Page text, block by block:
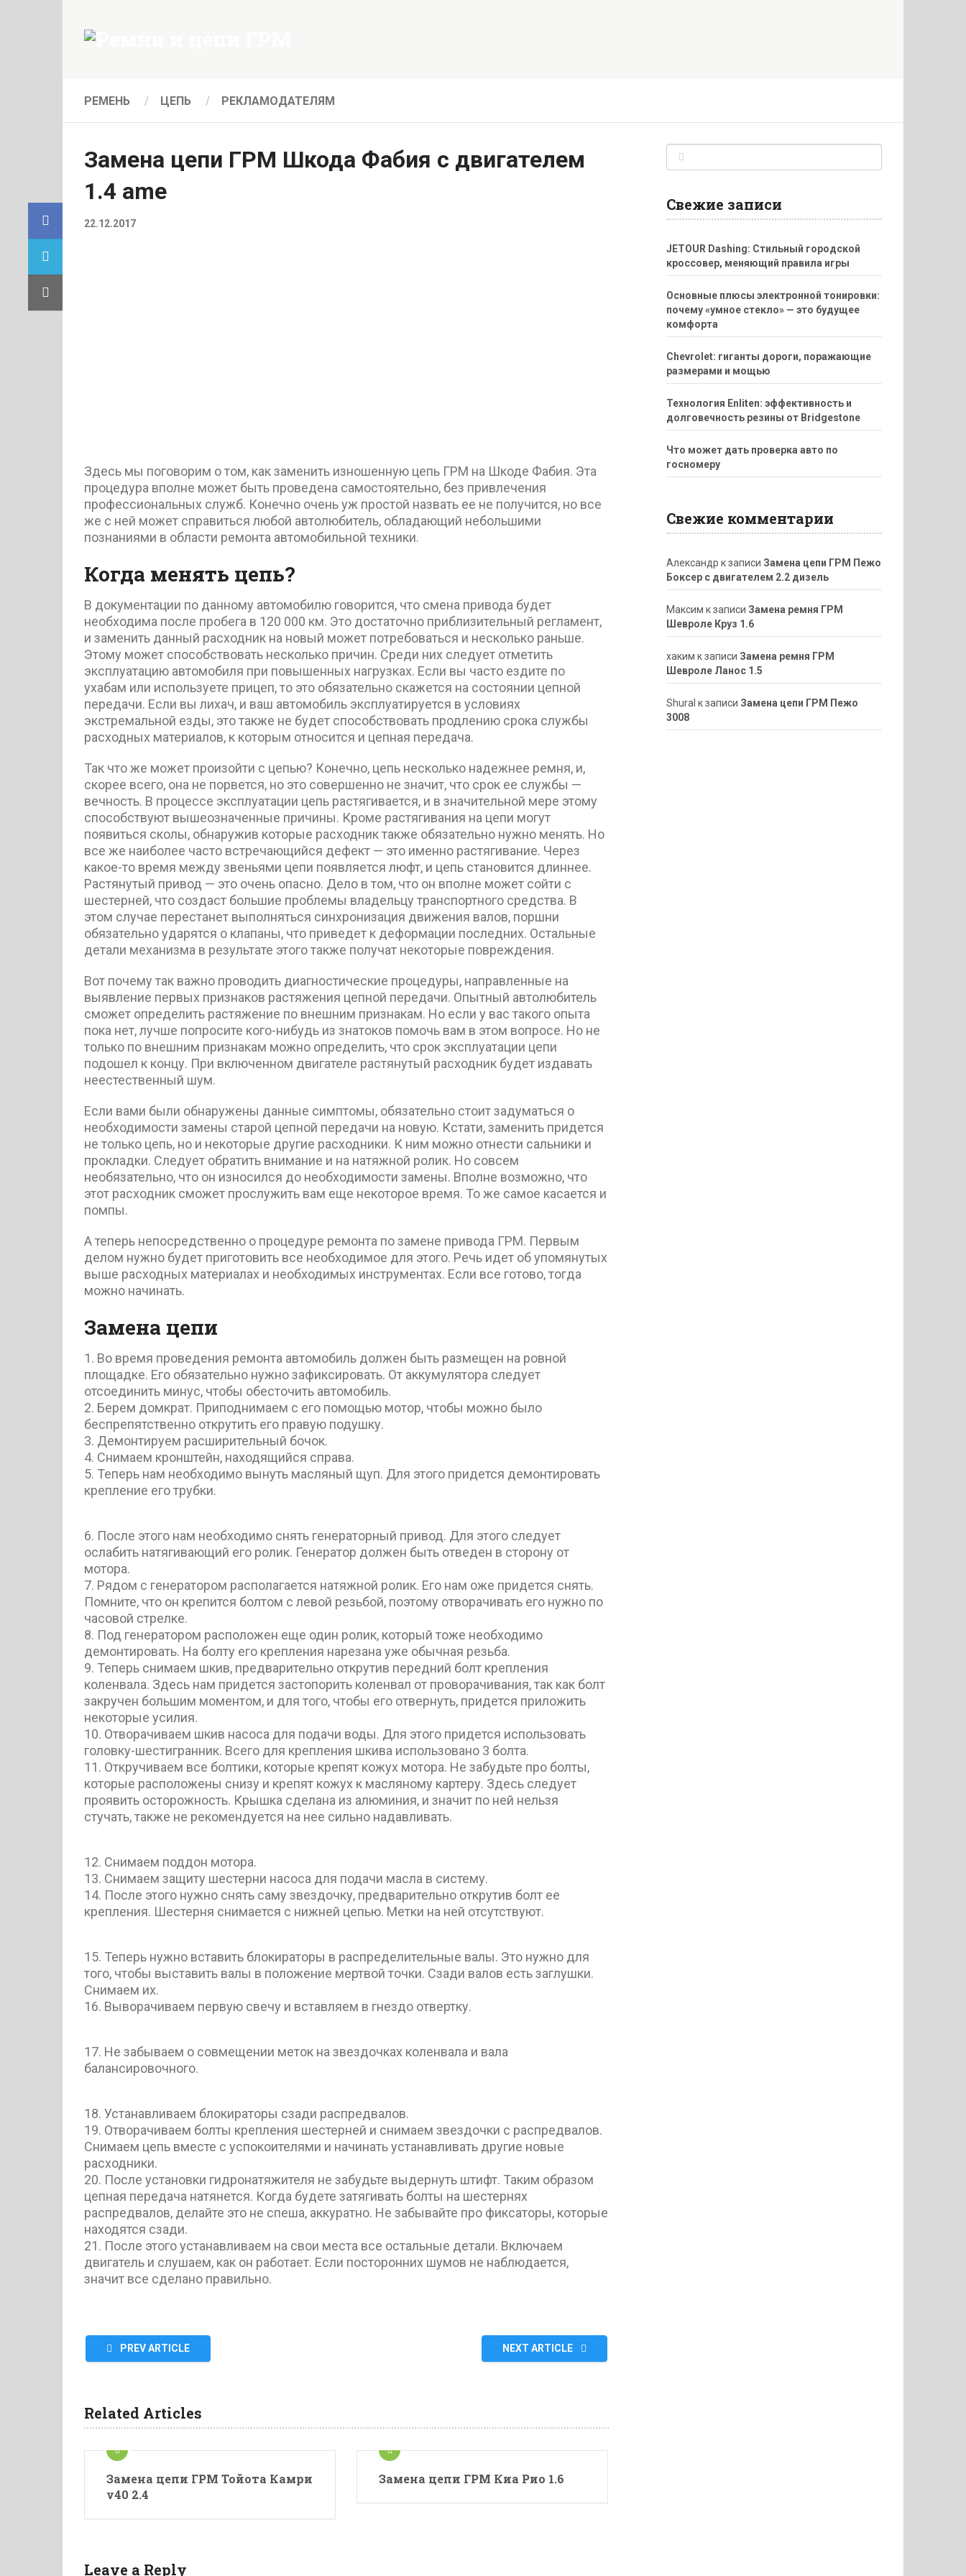
РЕМЕНЬ ЦЕПЬ РЕКЛАМОДАТЕЛЯМ
Замена цепи ГРМ Шкода Фабия с двигателем
1.4 ame
22.12.2017
Здесь мы поговорим о том, как заменить изношенную цепь ГРМ на Шкоде Фабия. Эта
процедура вполне может быть проведена самостоятельно, без привлечения
профессиональных служб. Конечно очень уж простой назвать ее не получится, но все
же с ней может справиться любой автолюбитель, обладающий небольшими
познаниями в области ремонта автомобильной техники.
Когда менять цепь?
В документации по данному автомобилю говорится, что смена привода будет
необходима после пробега в 120 000 км. Это достаточно приблизительный регламент,
и заменить данный расходник на новый может потребоваться и несколько раньше.
Этому может способствовать несколько причин. Среди них следует отметить
эксплуатацию автомобиля при повышенных нагрузках. Если вы часто ездите по
ухабам или используете прицеп, то это обязательно скажется на состоянии цепной
передачи. Если вы лихач, и ваш автомобиль эксплуатируется в условиях
экстремальной езды, это также не будет способствовать продлению срока службы
расходных материалов, к которым относится и цепная передача.
Так что же может произойти с цепью? Конечно, цепь несколько надежнее ремня, и,
скорее всего, она не порвется, но это совершенно не значит, что срок ее службы —
вечность. В процессе эксплуатации цепь растягивается, и в значительной мере этому
способствуют вышеозначенные причины. Кроме растягивания на цепи могут
появиться сколы, обнаружив которые расходник также обязательно нужно менять. Но
все же наиболее часто встречающийся дефект — это именно растягивание. Через
какое-то время между звеньями цепи появляется люфт, и цепь становится длиннее.
Растянутый привод — это очень опасно. Дело в том, что он вполне может сойти с
шестерней, что создаст большие проблемы владельцу транспортного средства. В
этом случае перестанет выполняться синхронизация движения валов, поршни
обязательно ударятся о клапаны, что приведет к деформации последних. Остальные
детали механизма в результате этого также получат некоторые повреждения.
Вот почему так важно проводить диагностические процедуры, направленные на
выявление первых признаков растяжения цепной передачи. Опытный автолюбитель
сможет определить растяжение по внешним признакам. Но если у вас такого опыта
пока нет, лучше попросите кого-нибудь из знатоков помочь вам в этом вопросе. Но не
только по внешним признакам можно определить, что срок эксплуатации цепи
подошел к концу. При включенном двигателе растянутый расходник будет издавать
неестественный шум.
Если вами были обнаружены данные симптомы, обязательно стоит задуматься о
необходимости замены старой цепной передачи на новую. Кстати, заменить придется
не только цепь, но и некоторые другие расходники. К ним можно отнести сальники и
прокладки. Следует обратить внимание и на натяжной ролик. Но совсем
необязательно, что он износился до необходимости замены. Вполне возможно, что
этот расходник сможет прослужить вам еще некоторое время. То же самое касается и
помпы.
А теперь непосредственно о процедуре ремонта по замене привода ГРМ. Первым
делом нужно будет приготовить все необходимое для этого. Речь идет об упомянутых
выше расходных материалах и необходимых инструментах. Если все готово, тогда
можно начинать.
Замена цепи
1. Во время проведения ремонта автомобиль должен быть размещен на ровной
площадке. Его обязательно нужно зафиксировать. От аккумулятора следует
отсоединить минус, чтобы обесточить автомобиль.
2. Берем домкрат. Приподнимаем с его помощью мотор, чтобы можно было
беспрепятственно открутить его правую подушку.
3. Демонтируем расширительный бочок.
4. Снимаем кронштейн, находящийся справа.
5. Теперь нам необходимо вынуть масляный щуп. Для этого придется демонтировать
крепление его трубки.
6. После этого нам необходимо снять генераторный привод. Для этого следует
ослабить натягивающий его ролик. Генератор должен быть отведен в сторону от
мотора.
7. Рядом с генератором располагается натяжной ролик. Его нам оже придется снять.
Помните, что он крепится болтом с левой резьбой, поэтому отворачивать его нужно по
часовой стрелке.
8. Под генератором расположен еще один ролик, который тоже необходимо
демонтировать. На болту его крепления нарезана уже обычная резьба.
9. Теперь снимаем шкив, предварительно открутив передний болт крепления
коленвала. Здесь нам придется застопорить коленвал от проворачивания, так как болт
закручен большим моментом, и для того, чтобы его отвернуть, придется приложить
некоторые усилия.
10. Отворачиваем шкив насоса для подачи воды. Для этого придется использовать
головку-шестигранник. Всего для крепления шкива использовано 3 болта.
11. Откручиваем все болтики, которые крепят кожух мотора. Не забудьте про болты,
которые расположены снизу и крепят кожух к масляному картеру. Здесь следует
проявить осторожность. Крышка сделана из алюминия, и значит по ней нельзя
стучать, также не рекомендуется на нее сильно надавливать.
12. Снимаем поддон мотора.
13. Снимаем защиту шестерни насоса для подачи масла в систему.
14. После этого нужно снять саму звездочку, предварительно открутив болт ее
крепления. Шестерня снимается с нижней цепью. Метки на ней отсутствуют.
15. Теперь нужно вставить блокираторы в распределительные валы. Это нужно для
того, чтобы выставить валы в положение мертвой точки. Сзади валов есть заглушки.
Снимаем их.
16. Выворачиваем первую свечу и вставляем в гнездо отвертку.
17. Не забываем о совмещении меток на звездочках коленвала и вала
балансировочного.
18. Устанавливаем блокираторы сзади распредвалов.
19. Отворачиваем болты крепления шестерней и снимаем звездочки с распредвалов.
Снимаем цепь вместе с успокоителями и начинать устанавливать другие новые
расходники.
20. После установки гидронатяжителя не забудьте выдернуть штифт. Таким образом
цепная передача натянется. Когда будете затягивать болты на шестернях
распредвалов, делайте это не спеша, аккуратно. Не забывайте про фиксаторы, которые
находятся сзади.
21. После этого устанавливаем на свои места все остальные детали. Включаем
двигатель и слушаем, как он работает. Если посторонних шумов не наблюдается,
значит все сделано правильно.
PREV ARTICLE NEXT ARTICLE
Related Articles
Замена цепи ГРМ Тойота Камри
v40 2.4
Замена цепи ГРМ Киа Рио 1.6
Leave a Reply
Свежие записи
JETOUR Dashing: Стильный городской
кроссовер, меняющий правила игры
Основные плюсы электронной тонировки:
почему «умное стекло» — это будущее
комфорта
Chevrolet: гиганты дороги, поражающие
размерами и мощью
Технология Enliten: эффективность и
долговечность резины от Bridgestone
Что может дать проверка авто по
госномеру
Свежие комментарии
Александр к записи Замена цепи ГРМ Пежо
Боксер с двигателем 2.2 дизель
Максим к записи Замена ремня ГРМ
Шевроле Круз 1.6
хаким к записи Замена ремня ГРМ
Шевроле Ланос 1.5
ShuraI к записи Замена цепи ГРМ Пежо
3008